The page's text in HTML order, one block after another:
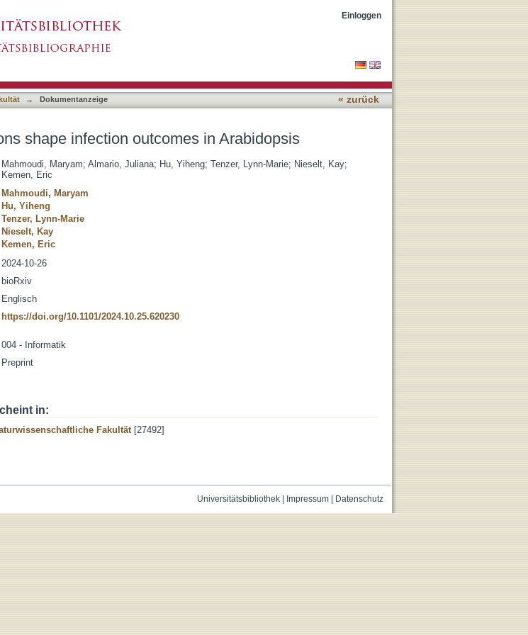
Einloggen
→ Dokumentanzeige « zurück
shape infection outcomes in Arabidopsis
Mahmoudi, Maryam; Almario, Juliana; Hu, Yiheng; Tenzer, Lynn-Marie; Nieselt, Kay;
Kemen, Eric
Mahmoudi, Maryam
Hu, Yiheng
Tenzer, Lynn-Marie
Nieselt, Kay
Kemen, Eric
2024-10-26
bioRxiv
Englisch
https://doi.org/10.1101/2024.10.25.620230
004 - Informatik
Preprint
in:
Fakultät[27492]
Universitätsbibliothek| Impressum| Datenschutz